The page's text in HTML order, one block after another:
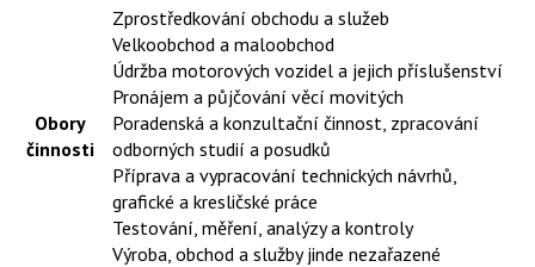
Obory
činnosti
Zprostředkování obchodu a služeb
Velkoobchod a maloobchod
Údržba motorových vozidel a jejich příslušenství
Pronájem a půjčování věcí movitých
Poradenská a konzultační činnost, zpracování
odborných studií a posudků
Příprava a vypracování technických návrhů,
grafické a kresličské práce
Testování, měření, analýzy a kontroly
Výroba, obchod a služby jinde nezařazené